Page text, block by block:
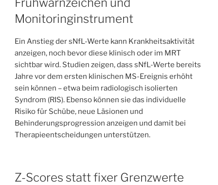
Monitoringinstrument
Ein Anstieg der sNfL-Werte kann Krankheitsaktivität
anzeigen, noch bevor diese klinisch oder im MRT
sichtbar wird. Studien zeigen, dass sNfL-Werte bereits
Jahre vor dem ersten klinischen MS-Ereignis erhöht
sein können – etwa beim radiologisch isolierten
Syndrom (RIS). Ebenso können sie das individuelle
Risiko für Schübe, neue Läsionen und
Behinderungsprogression anzeigen und damit bei
Therapieentscheidungen unterstützen.
Z-Scores statt fixer Grenzwerte